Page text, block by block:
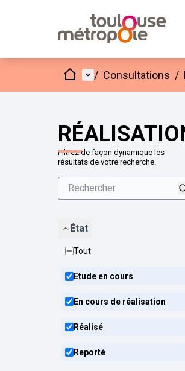
AccueilMenu principal
/ Consultations /
Filtrez de façon dynamique les
résultats de votre recherche.
État
Tout
Etude en cours
En cours de réalisation
Réalisé
Reporté